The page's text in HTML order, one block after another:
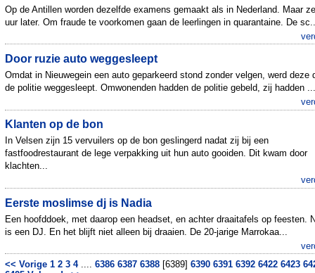
Op de Antillen worden dezelfde examens gemaakt als in Nederland. Maar
uur later. Om fraude te voorkomen gaan de leerlingen in quarantaine. De
Door ruzie auto weggesleept
Omdat in Nieuwegein een auto geparkeerd stond zonder velgen, werd deze
de politie weggesleept. Omwonenden hadden de politie gebeld, zij hadden ...
Klanten op de bon
In Velsen zijn 15 vervuilers op de bon geslingerd nadat zij bij een
fastfoodrestaurant de lege verpakking uit hun auto gooiden. Dit kwam door
klachten...
Eerste moslimse dj is Nadia
Een hoofddoek, met daarop een headset, en achter draaitafels op feesten.
is een DJ. En het blijft niet alleen bij draaien. De 20-jarige Marrokaa...
<< Vorige 1 2 3 4.... 6386 6387 6388 [6389] 6390 6391 6392 6422 6423